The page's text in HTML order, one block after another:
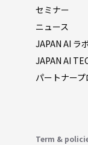
セミナー
ニュース
JAPAN AI ラ
JAPAN AI
パートナー
Term &